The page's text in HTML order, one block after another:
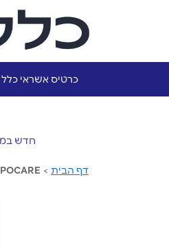
כרטיס אשראי כלל corporate
חדש
דף הבית >